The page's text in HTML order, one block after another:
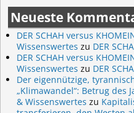
Neueste
DER SCHAH versus
Wissenswertes zu DER
DER SCHAH versus
Wissenswertes zu DER
Der eigennützige,
„Klimawandel“: Betrug des
& Wissenswertes zu